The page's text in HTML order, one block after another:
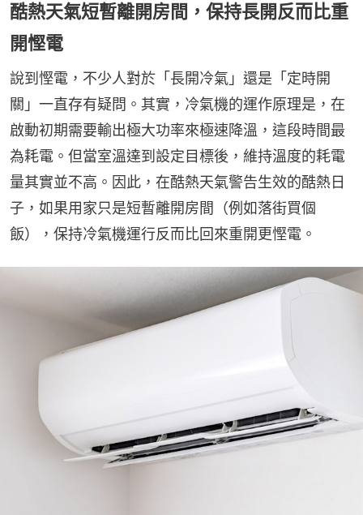
酷熱天氣短暫離開房間，保持長開反而比重
開慳電
說到慳電，不少人對於「長開冷氣」還是「定時開
關」一直存有疑問。其實，冷氣機的運作原理是，在
啟動初期需要輸出極大功率來極速降溫，這段時間最
為耗電。但當室溫達到設定目標後，維持溫度的耗電
量其實並不高。因此，在酷熱天氣警告生效的酷熱日
子，如果用家只是短暫離開房間（例如落街買個
飯），保持冷氣機運行反而比回來重開更慳電。